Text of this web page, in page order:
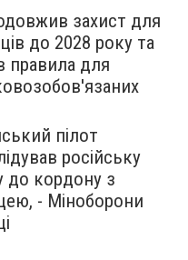
захист для
до 2028 року та
правила для
пілот
російську
до кордону з
- Міноборони